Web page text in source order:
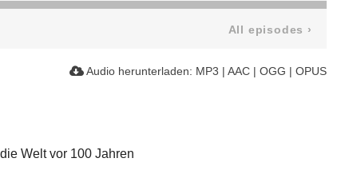
All episodes ›
Audio herunterladen: MP3 | AAC| OGG | OPUS
Welt vor 100 Jahren